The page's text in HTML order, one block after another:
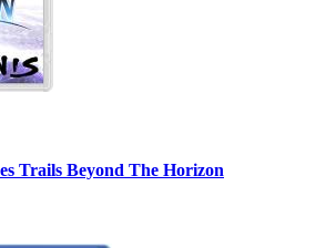
Trails Beyond The Horizon